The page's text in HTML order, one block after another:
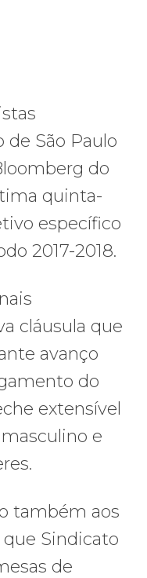
de São Paulo
do
quinta-
específico
2017-2018.
cláusula que
avanço
do
extensível
e
também aos
Sindicato
de